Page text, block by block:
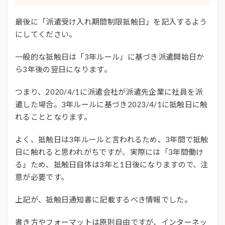
最後に「派遣受け入れ期間制限抵触日」を記入するよう
にしてください。
一般的な抵触日は「3年ルール」に基づき派遣開始日か
ら3年後の翌日になります。
つまり、2020/4/1に派遣会社が派遣先企業に社員を派
遣した場合。3年ルールに基づき2023/4/1に抵触日に触
れることとなります。
よく、抵触日は3年ルールと言われるため、3年間で抵触
日に触れると思われがちですが、実際には「3年間働け
る」ため、抵触日自体は3年と1日後になりますので、注
意が必要です。
上記が、抵触日通知書に記載するべき情報でした。
書き方やフォーマットは原則自由ですが、インターネッ